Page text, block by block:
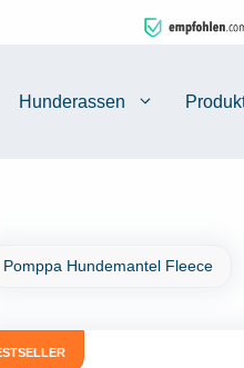
Hunderassen
Pomppa Hundemantel Fleece